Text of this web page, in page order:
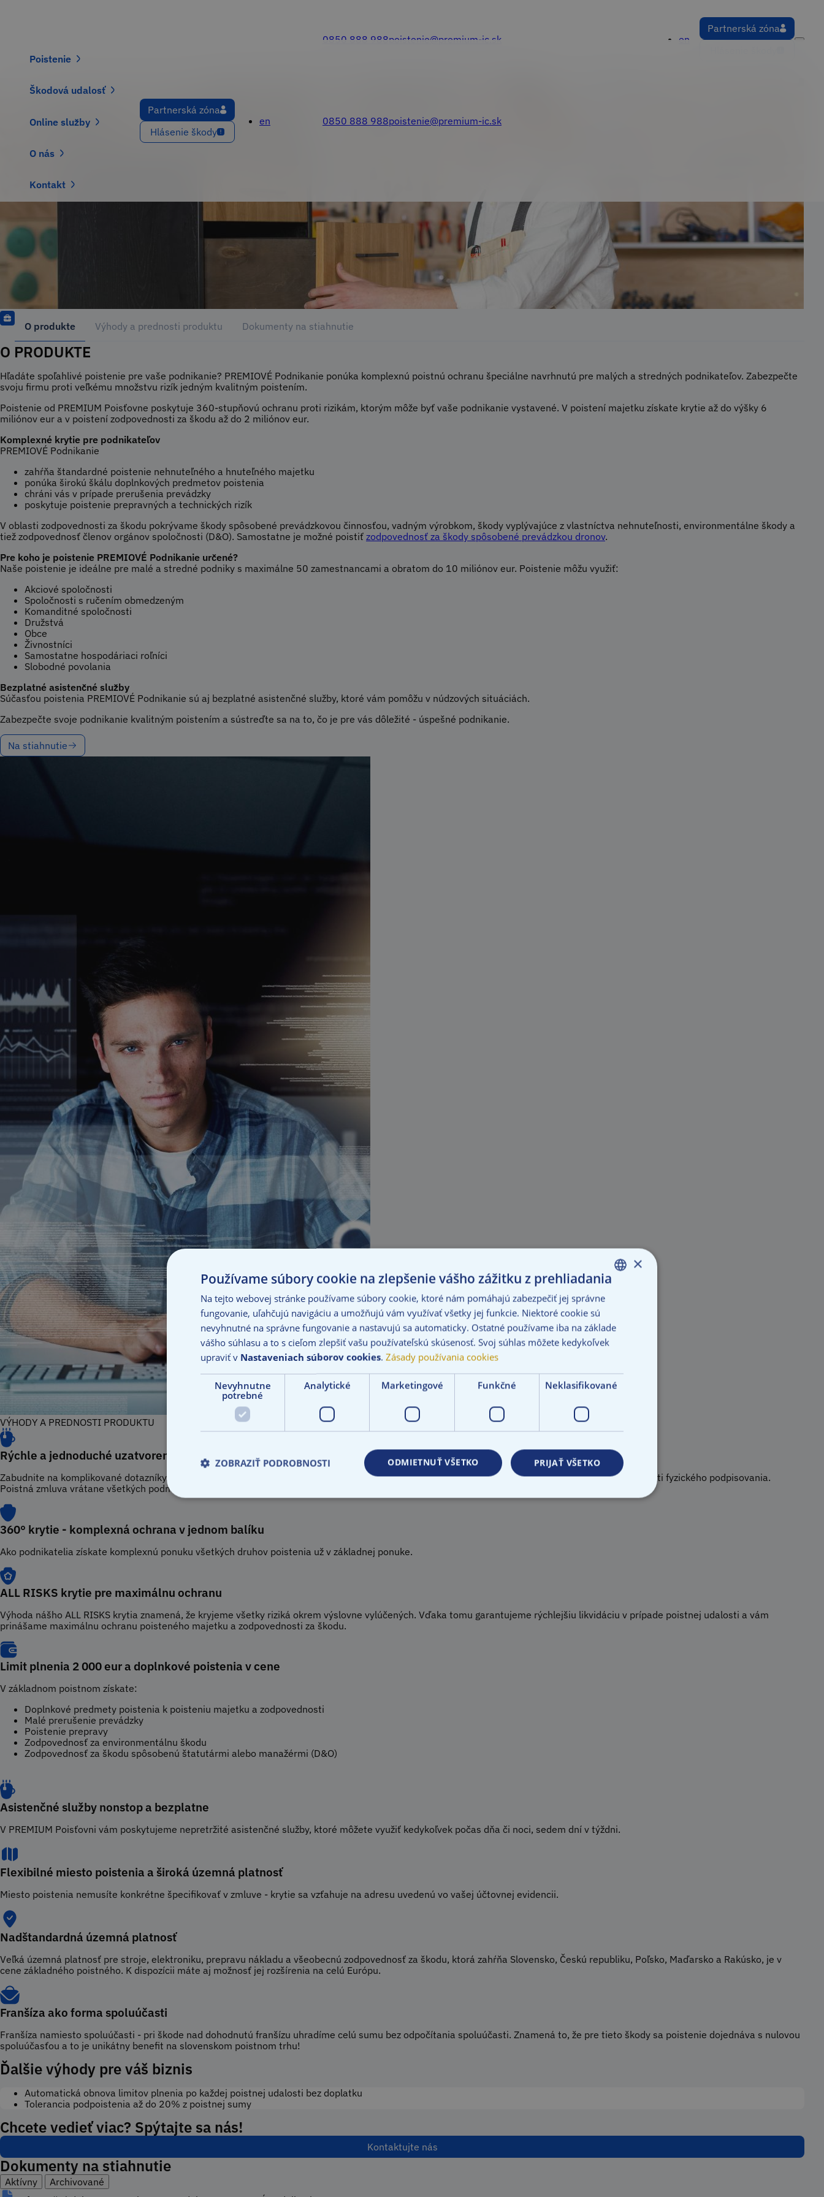
en
0850 888 988poistenie@premium-ic.sk
Partnerská zóna
0850 888 988poistenie@premium-ic.sk
navigation
Poistenie
Škodová udalosť
Online služby
O nás
Kontakt
Partnerská zóna
Hlásenie škody
en
O produkte Výhody a prednosti produktu Dokumenty na stiahnutie
O PRODUKTE
Hľadáte spoľahlivé poistenie pre vaše podnikanie? PREMIOVÉ Podnikanie ponúka komplexnú poistnú ochranu špeciálne navrhnutú pre malých a stredných podnikateľov. Zabezpečte
svoju firmu proti veľkému množstvu rizík jedným kvalitným poistením.
Poistenie od PREMIUM Poisťovne poskytuje 360-stupňovú ochranu proti rizikám, ktorým môže byť vaše podnikanie vystavené. V poistení majetku získate krytie až do výšky 6
miliónov eur a v poistení zodpovednosti za škodu až do 2 miliónov eur.
Komplexné krytie pre podnikateľov
PREMIOVÉ Podnikanie
zahŕňa štandardné poistenie nehnuteľného a hnuteľného majetku
ponúka širokú škálu doplnkových predmetov poistenia
chráni vás v prípade prerušenia prevádzky
poskytuje poistenie prepravných a technických rizík
V oblasti zodpovednosti za škodu pokrývame škody spôsobené prevádzkovou činnosťou, vadným výrobkom, škody vyplývajúce z vlastníctva nehnuteľnosti, environmentálne škody a
tiež zodpovednosť členov orgánov spoločnosti (D&O). Samostatne je možné poistiť zodpovednosť za škody spôsobené prevádzkou dronov.
Pre koho je poistenie PREMIOVÉ Podnikanie určené?
Naše poistenie je ideálne pre malé a stredné podniky s maximálne 50 zamestnancami a obratom do 10 miliónov eur. Poistenie môžu využiť:
Akciové spoločnosti
Spoločnosti s ručením obmedzeným
Komanditné spoločnosti
Družstvá
Obce
Živnostníci
Samostatne hospodáriaci roľníci
Slobodné povolania
Bezplatné asistenčné služby
Súčasťou poistenia PREMIOVÉ Podnikanie sú aj bezplatné asistenčné služby, ktoré vám pomôžu v núdzových situáciách.
Zabezpečte svoje podnikanie kvalitným poistením a sústreďte sa na to, čo je pre vás dôležité - úspešné podnikanie.
Na stiahnutie
VÝHODY A PREDNOSTI PRODUKTU
Rýchle a jednoduché uzatvorenie poistenia
Zabudnite na komplikované dotazníky. Stačí zadať základné údaje a okamžite získate ponuku poistenia. Celý proces prebieha elektronicky bez nutnosti fyzického podpisovania.
Poistná zmluva vrátane všetkých podmienok vám príde priamo na email a poistenie vzniká zaplatením poistného.
360° krytie - komplexná ochrana v jednom balíku
Ako podnikatelia získate komplexnú ponuku všetkých druhov poistenia už v základnej ponuke.
ALL RISKS krytie pre maximálnu ochranu
Výhoda nášho ALL RISKS krytia znamená, že kryjeme všetky riziká okrem výslovne vylúčených. Vďaka tomu garantujeme rýchlejšiu likvidáciu v prípade poistnej udalosti a vám
prinášame maximálnu ochranu poisteného majetku a zodpovednosti za škodu.
Limit plnenia 2 000 eur a doplnkové poistenia v cene
V základnom poistnom získate:
Doplnkové predmety poistenia k poisteniu majetku a zodpovednosti
Malé prerušenie prevádzky
Poistenie prepravy
Zodpovednosť za environmentálnu škodu
Zodpovednosť za škodu spôsobenú štatutármi alebo manažérmi (D&O)
Asistenčné služby nonstop a bezplatne
V PREMIUM Poisťovni vám poskytujeme nepretržité asistenčné služby, ktoré môžete využiť kedykoľvek počas dňa či noci, sedem dní v týždni.
Flexibilné miesto poistenia a široká územná platnosť
Miesto poistenia nemusíte konkrétne špecifikovať v zmluve - krytie sa vzťahuje na adresu uvedenú vo vašej účtovnej evidencii.
Nadštandardná územná platnosť
Veľká územná platnosť pre stroje, elektroniku, prepravu nákladu a všeobecnú zodpovednosť za škodu, ktorá zahŕňa Slovensko, Českú republiku, Poľsko, Maďarsko a Rakúsko, je v
cene základného poistného. K dispozícii máte aj možnosť jej rozšírenia na celú Európu.
Franšíza ako forma spoluúčasti
Franšíza namiesto spoluúčasti - pri škode nad dohodnutú franšízu uhradíme celú sumu bez odpočítania spoluúčasti. Znamená to, že pre tieto škody sa poistenie dojednáva s nulovou
spoluúčasťou a to je unikátny benefit na slovenskom poistnom trhu!
Ďalšie výhody pre váš biznis
Automatická obnova limitov plnenia po každej poistnej udalosti bez doplatku
Tolerancia podpoistenia až do 20% z poistnej sumy
Chcete vedieť viac? Spýtajte sa nás!
Kontaktujte nás
Dokumenty na stiahnutie
Aktívny
Archivované
×
Používame súbory cookie na zlepšenie vášho zážitku z prehliadania
Na tejto webovej stránke používame súbory cookie, ktoré nám pomáhajú zabezpečiť jej správne
fungovanie, uľahčujú navigáciu a umožňujú vám využívať všetky jej funkcie. Niektoré cookie sú
nevyhnutné na správne fungovanie a nastavujú sa automaticky. Ostatné používame iba na základe
vášho súhlasu a to s cieľom zlepšiť vašu používateľskú skúsenosť. Svoj súhlas môžete kedykoľvek
upraviť v Nastaveniach súborov cookies. Zásady používania cookies
Nevyhnutne
potrebné
Analytické Marketingové Funkčné Neklasifikované
PRIJAŤ VŠETKO
ODMIETNUŤ VŠETKO
ZOBRAZIŤ PODROBNOSTI